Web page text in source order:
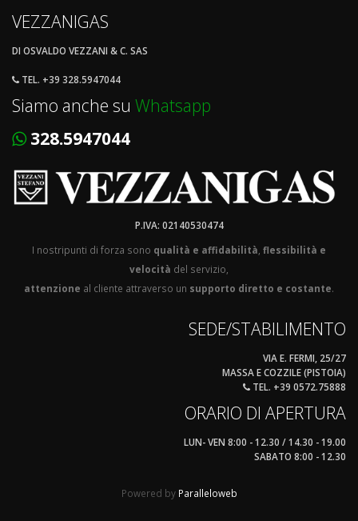
VEZZANIGAS
DI OSVALDO VEZZANI & C. SAS
TEL. +39 328.5947044
Siamo anche su Whatsapp
328.5947044
P.IVA: 02140530474
I nostripunti di forza sono qualità e affidabilità, flessibilità e
velocità del servizio,
attenzione al cliente attraverso un supporto diretto e costante.
SEDE/STABILIMENTO
VIA E. FERMI, 25/27
MASSA E COZZILE (PISTOIA)
TEL. +39 0572.75888
ORARIO DI APERTURA
LUN- VEN 8:00 - 12.30 / 14.30 - 19.00
SABATO 8:00 - 12.30
Powered by Paralleloweb